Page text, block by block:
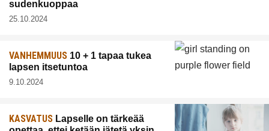
sudenkuoppaa
25.10.2024
VANHEMMUUS 10 + 1 tapaa tukea
lapsen itsetuntoa
9.10.2024
KASVATUS Lapselle on tärkeää